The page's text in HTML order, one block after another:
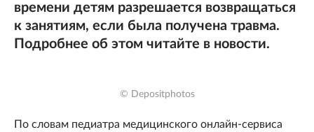
времени детям разрешается возвращаться
к занятиям, если была получена травма.
Подробнее об этом читайте в новости.
© Depositphotos
По словам педиатра медицинского онлайн-сервиса